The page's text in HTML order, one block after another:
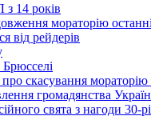
з 14 років
мораторію
від рейдерів
скасування
громадянства
свята з нагоди 30-